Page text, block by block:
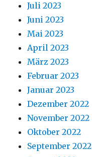
Juli 2023
Juni 2023
Mai 2023
April 2023
März 2023
Februar 2023
Januar 2023
Dezember 2022
November 2022
Oktober 2022
September 2022